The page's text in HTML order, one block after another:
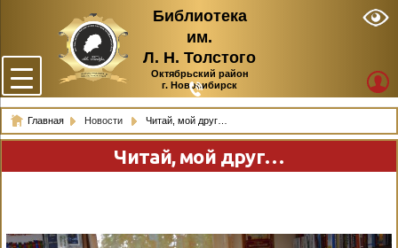
Библиотека
им.
Л. Н. Толстого
Октябрьский район
г. Новосибирск
Главная Новости Читай, мой друг…
Читай, мой друг…